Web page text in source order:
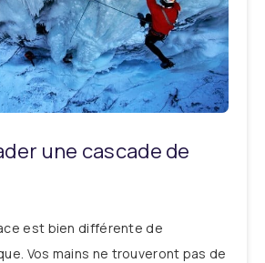
une cascade de
est bien différente de
Vos mains ne trouveront pas de